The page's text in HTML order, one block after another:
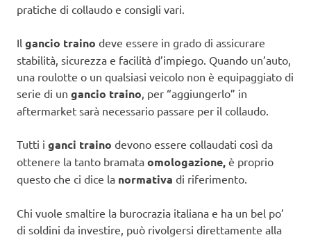
pratiche di collaudo e consigli vari.
Il gancio traino deve essere in grado di assicurare
stabilità, sicurezza e facilità d’impiego. Quando un’auto,
una roulotte o un qualsiasi veicolo non è equipaggiato di
serie di un gancio traino , per “aggiungerlo” in
aftermarket sarà necessario passare per il collaudo.
Tutti i ganci traino devono essere collaudati così da
ottenere la tanto bramata omologazione, è proprio
questo che ci dice la normativa di riferimento.
Chi vuole smaltire la burocrazia italiana e ha un bel po’
di soldini da investire, può rivolgersi direttamente alla